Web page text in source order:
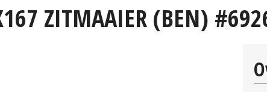
ZITMAAIER (BEN)